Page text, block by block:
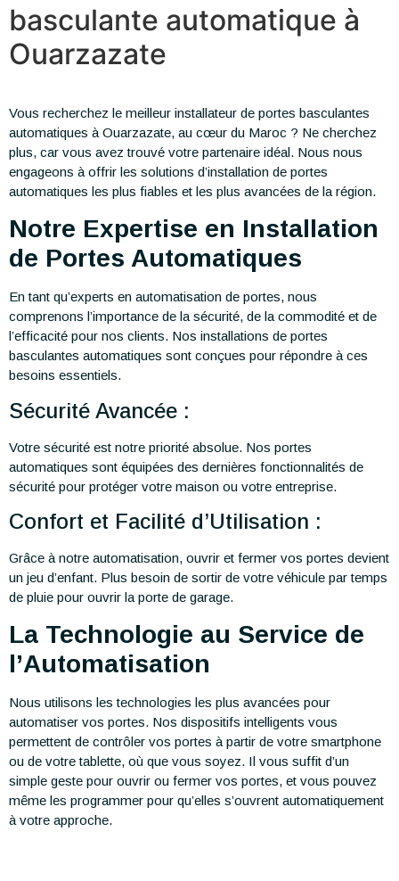
basculante automatique à
Ouarzazate
Vous recherchez le meilleur installateur de portes basculantes
automatiques à Ouarzazate, au cœur du Maroc ? Ne cherchez
plus, car vous avez trouvé votre partenaire idéal. Nous nous
engageons à offrir les solutions d’installation de portes
automatiques les plus fiables et les plus avancées de la région.
Notre Expertise en Installation
de Portes Automatiques
En tant qu’experts en automatisation de portes, nous
comprenons l’importance de la sécurité, de la commodité et de
l’efficacité pour nos clients. Nos installations de portes
basculantes automatiques sont conçues pour répondre à ces
besoins essentiels.
Sécurité Avancée :
Votre sécurité est notre priorité absolue. Nos portes
automatiques sont équipées des dernières fonctionnalités de
sécurité pour protéger votre maison ou votre entreprise.
Confort et Facilité d’Utilisation :
Grâce à notre automatisation, ouvrir et fermer vos portes devient
un jeu d’enfant. Plus besoin de sortir de votre véhicule par temps
de pluie pour ouvrir la porte de garage.
La Technologie au Service de
l’Automatisation
Nous utilisons les technologies les plus avancées pour
automatiser vos portes. Nos dispositifs intelligents vous
permettent de contrôler vos portes à partir de votre smartphone
ou de votre tablette, où que vous soyez. Il vous suffit d’un
simple geste pour ouvrir ou fermer vos portes, et vous pouvez
même les programmer pour qu’elles s’ouvrent automatiquement
à votre approche.